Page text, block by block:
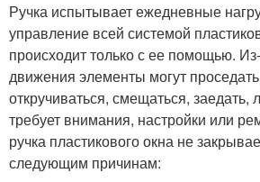
Ручка испытывает ежедневные
управление всей системой
происходит только с ее помощью.
движения элементы могут
откручиваться, смещаться, заедать,
требует внимания, настройки или
ручка пластикового окна не
следующим причинам: